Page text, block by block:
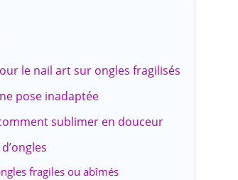
le nail art sur ongles fragilisés
pose inadaptée
sublimer en douceur
fragiles ou abîmés